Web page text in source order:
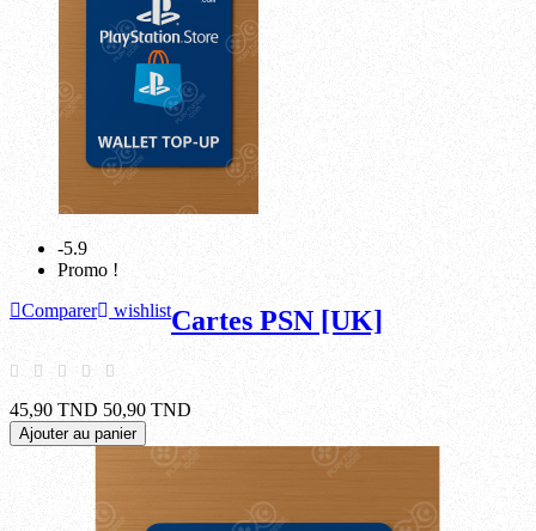
-5.9
Promo !
Comparer
wishlistCartes PSN [UK]
45,90 TND 50,90 TND
Ajouter au panier